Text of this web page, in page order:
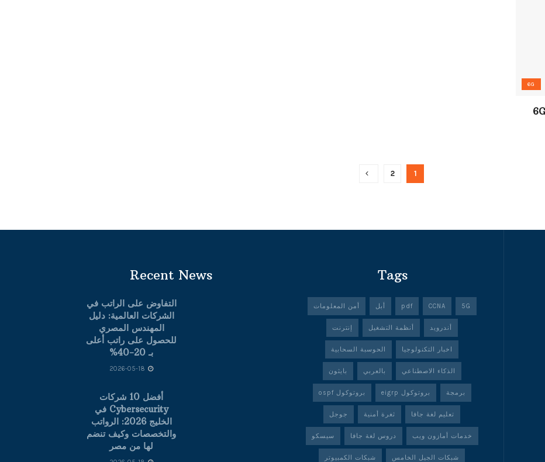
6G
1
2
Tags
5G
CCNA
pdf أبل أمن المعلومات
أندرويد أنظمة التشغيل إنترنت
اخبار التكنولوجيا الحوسبة السحابية
الذكاء الاصطناعي بالعربي بايثون
برمجة بروتوكول eigrp بروتوكول ospf
تعليم لغة جافا ثغرة أمنية جوجل
خدمات أمازون ويب دروس لغة جافا سيسكو
شبكات الجيل الخامس شبكات الكمبيوتر
Recent News
التفاوض على الراتب في
الشركات العالمية: دليل
المهندس المصري
للحصول على راتب أعلى
بـ 20-40%
أفضل 10 شركات
Cybersecurity في
الخليج 2026: الرواتب
والتخصصات وكيف تنضم
لها من مصر